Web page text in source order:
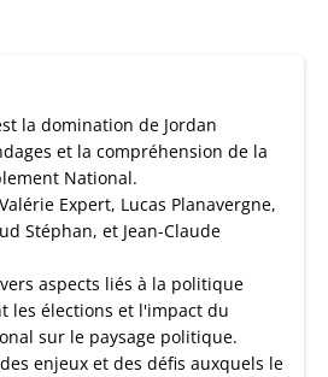
la domination de Jordan
et la compréhension de la
National.
Expert, Lucas Planavergne,
Stéphan, et Jean-Claude
aspects liés à la politique
les élections et l'impact du
sur le paysage politique.
enjeux et des défis auxquels le